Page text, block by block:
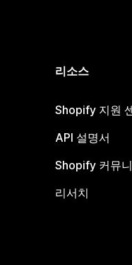
리소스
Shopify 지원
API 설명서
Shopify 커뮤
리서치